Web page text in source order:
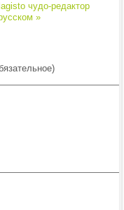
чудо-редактор
»